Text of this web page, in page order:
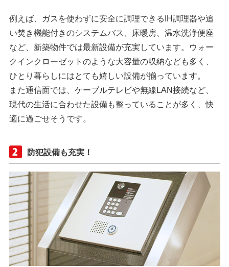
例えば、ガスを使わずに安全に調理できるIH調理器や追
い焚き機能付きのシステムバス、床暖房、温水洗浄便座
など、新築物件では最新設備が充実しています。ウォー
クインクローゼットのような大容量の収納なども多く、
ひとり暮らしにはとても嬉しい設備が揃っています。
また通信面では、ケーブルテレビや無線LAN接続など、
現代の生活に合わせた設備も整っていることが多く、快
適に過ごせそうです。
防犯設備も充実！